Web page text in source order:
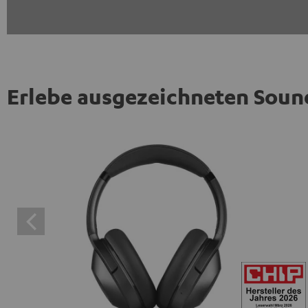
Erlebe ausgezeichneten